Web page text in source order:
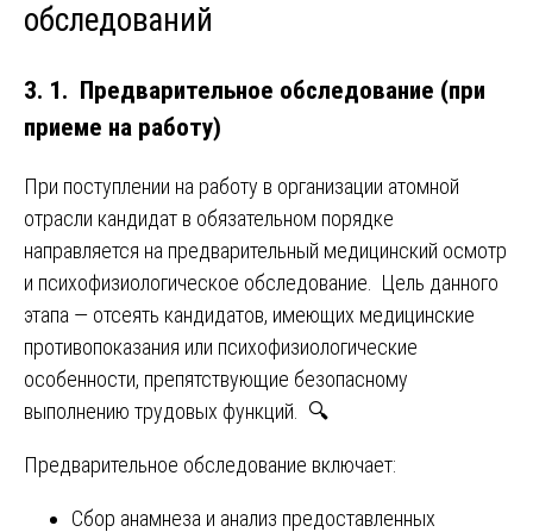
обследований
3. 1. Предварительное обследование (при
приеме на работу)
При поступлении на работу в организации атомной
отрасли кандидат в обязательном порядке
направляется на предварительный медицинский осмотр
и психофизиологическое обследование. Цель данного
этапа — отсеять кандидатов, имеющих медицинские
противопоказания или психофизиологические
особенности, препятствующие безопасному
выполнению трудовых функций. 🔍
Предварительное обследование включает:
Сбор анамнеза и анализ предоставленных